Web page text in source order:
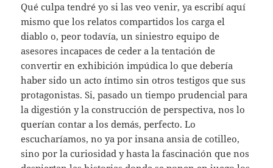
Qué culpa tendré yo si las veo venir, ya escribí aquí
mismo que los relatos compartidos los carga el
diablo o, peor todavía, un siniestro equipo de
asesores incapaces de ceder a la tentación de
convertir en exhibición impúdica lo que debería
haber sido un acto íntimo sin otros testigos que sus
protagonistas. Si, pasado un tiempo prudencial para
la digestión y la construcción de perspectiva, nos lo
querían contar a los demás, perfecto. Lo
escucharíamos, no ya por insana ansia de cotilleo,
sino por la curiosidad y hasta la fascinación que nos